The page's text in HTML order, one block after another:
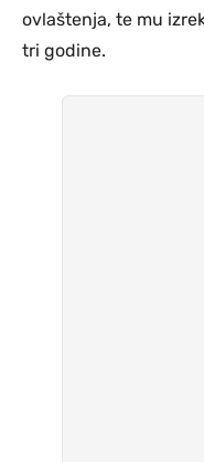
ovlaštenja, te mu
tri godine.